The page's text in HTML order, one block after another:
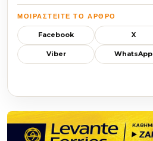
ΜΟΙΡΑΣΤΕΊΤΕ ΤΟ ΆΡΘΡΟ
Facebook X
Viber WhatsApp